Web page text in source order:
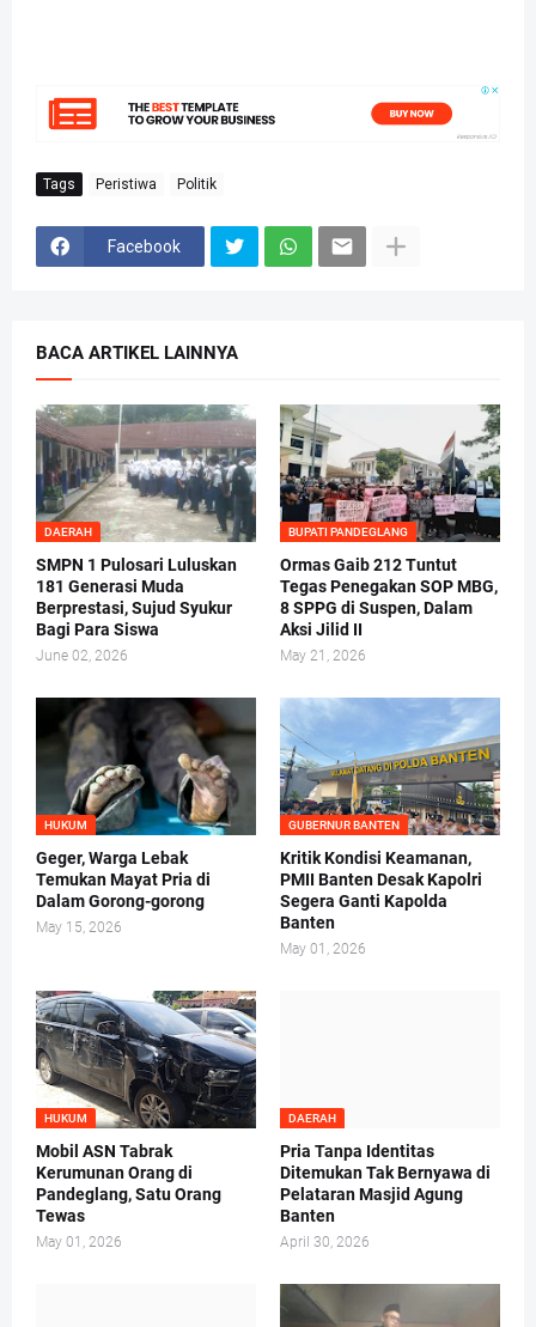
Tags Peristiwa Politik
Facebook
BACA ARTIKEL LAINNYA
DAERAH
SMPN 1 Pulosari Luluskan
181 Generasi Muda
Berprestasi, Sujud Syukur
Bagi Para Siswa
June 02, 2026
BUPATI PANDEGLANG
Ormas Gaib 212 Tuntut
Tegas Penegakan SOP MBG,
8 SPPG di Suspen, Dalam
Aksi Jilid II
May 21, 2026
HUKUM
Geger, Warga Lebak
Temukan Mayat Pria di
Dalam Gorong-gorong
May 15, 2026
GUBERNUR BANTEN
Kritik Kondisi Keamanan,
PMII Banten Desak Kapolri
Segera Ganti Kapolda
Banten
May 01, 2026
HUKUM
Mobil ASN Tabrak
Kerumunan Orang di
Pandeglang, Satu Orang
Tewas
May 01, 2026
DAERAH
Pria Tanpa Identitas
Ditemukan Tak Bernyawa di
Pelataran Masjid Agung
Banten
April 30, 2026